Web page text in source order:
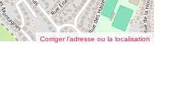
Corriger l’adresse ou la localisation